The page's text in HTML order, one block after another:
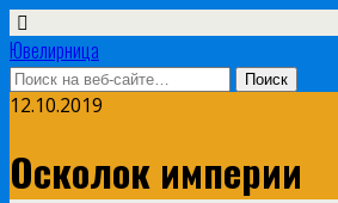
Ювелирница
12.10.2019
Осколок империи